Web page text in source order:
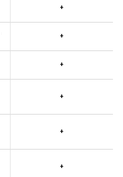
высокого
приборов,
4 динамика
+
+
+
+
+
+